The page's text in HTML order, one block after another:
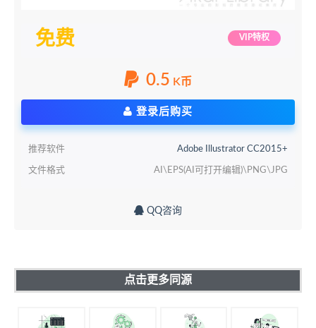
免费 VIP特权
0.5 K币
登录后购买
推荐软件 Adobe Illustrator CC2015+
文件格式 AI\EPS(AI可打开编辑)\PNG\JPG
QQ咨询
点击更多同源